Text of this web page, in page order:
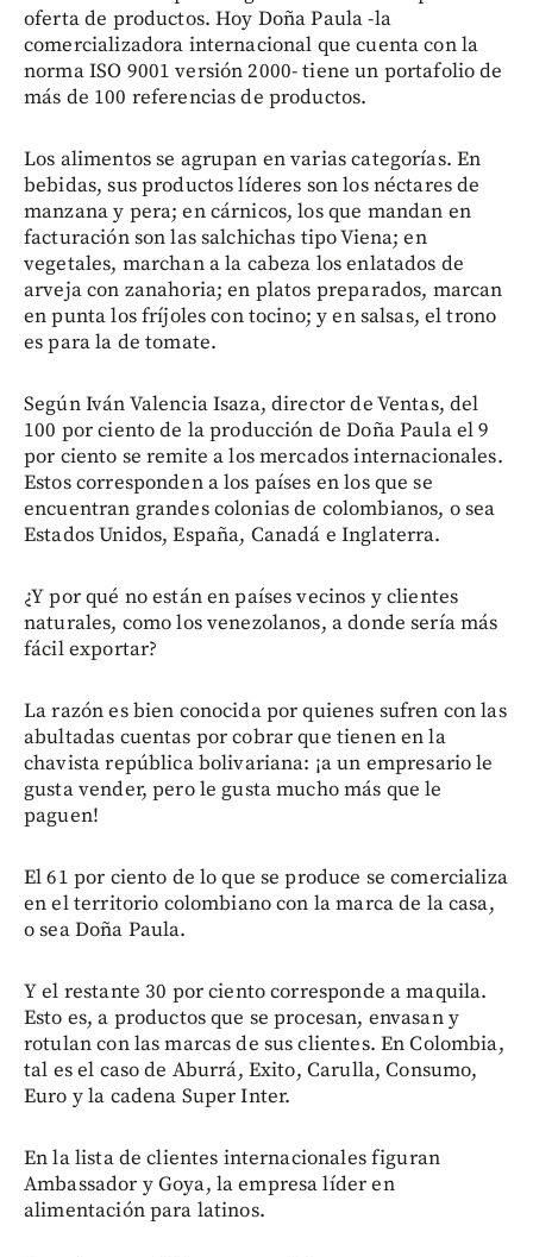
oferta de productos. Hoy Doña Paula -la
comercializadora internacional que cuenta con la
norma ISO 9001 versión 2000- tiene un portafolio de
más de 100 referencias de productos.
Los alimentos se agrupan en varias categorías. En
bebidas, sus productos líderes son los néctares de
manzana y pera; en cárnicos, los que mandan en
facturación son las salchichas tipo Viena; en
vegetales, marchan a la cabeza los enlatados de
arveja con zanahoria; en platos preparados, marcan
en punta los fríjoles con tocino; y en salsas, el trono
es para la de tomate.
Según Iván Valencia Isaza, director de Ventas, del
100 por ciento de la producción de Doña Paula el 9
por ciento se remite a los mercados internacionales.
Estos corresponden a los países en los que se
encuentran grandes colonias de colombianos, o sea
Estados Unidos, España, Canadá e Inglaterra.
¿Y por qué no están en países vecinos y clientes
naturales, como los venezolanos, a donde sería más
fácil exportar?
La razón es bien conocida por quienes sufren con las
abultadas cuentas por cobrar que tienen en la
chavista república bolivariana: ¡a un empresario le
gusta vender, pero le gusta mucho más que le
paguen!
El 61 por ciento de lo que se produce se comercializa
en el territorio colombiano con la marca de la casa,
o sea Doña Paula.
Y el restante 30 por ciento corresponde a maquila.
Esto es, a productos que se procesan, envasan y
rotulan con las marcas de sus clientes. En Colombia,
tal es el caso de Aburrá, Exito, Carulla, Consumo,
Euro y la cadena Super Inter.
En la lista de clientes internacionales figuran
Ambassador y Goya, la empresa líder en
alimentación para latinos.